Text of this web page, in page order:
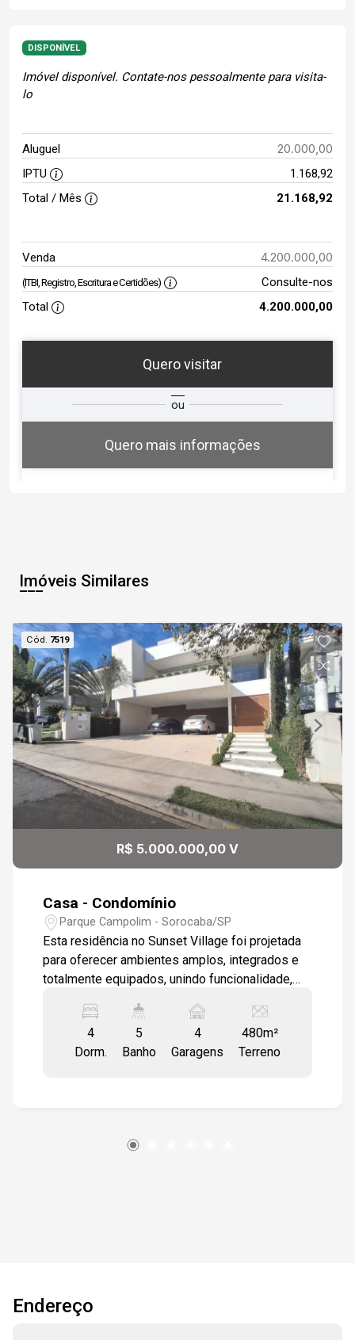
DISPONÍVEL
Imóvel disponível. Contate-nos pessoalmente para visita-
lo
Aluguel 20.000,00
IPTU
1.168,92
Total / Mês
21.168,92
Venda 4.200.000,00
(ITBI, Registro, Escritura e Certidões)
Consulte-nos
Total
4.200.000,00
Quero visitar
ou
Quero mais informações
Deseja
Comprar
ou
Alugar
?
Continuar
Imóveis Similares
Cód. 7519
R$ 5.000.000,00 V
Casa - Condomínio
Parque Campolim - Sorocaba/SP
Esta residência no Sunset Village foi projetada
para oferecer ambientes amplos, integrados e
totalmente equipados, unindo funcionalidade,
conta com: -4 suítes, todas com closet, sendo
uma suíte master com hidromassagem e
varanda -Suíte térrea, ideal para maior
Casa totalmente mobiliada, decorada e equipada
Colégio Bela Alvorada - 3 minutos -Colégio Ser!
- 10 minutos -Hospital Evangélico de Sorocaba -
4
Dorm.
5
Banho
4
Garagens
480m²
Terreno
Endereço